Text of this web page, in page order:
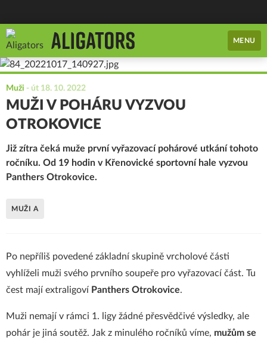
MENU
Muži - út 18. 10. 2022
MUŽI V POHÁRU VYZVOU
OTROKOVICE
Již zítra čeká muže první vyřazovací pohárové utkání tohoto
ročníku. Od 19 hodin v Křenovické sportovní hale vyzvou
Panthers Otrokovice.
MUŽI A
Po nepříliš povedené základní skupině vrcholové části
vyhlíželi muži svého prvního soupeře pro vyřazovací část. Tu
čest mají extraligoví Panthers Otrokovice.
Muži nemají v rámci 1. ligy žádné přesvědčivé výsledky, ale
pohár je jiná soutěž. Jak z minulého ročníků víme, mužům se